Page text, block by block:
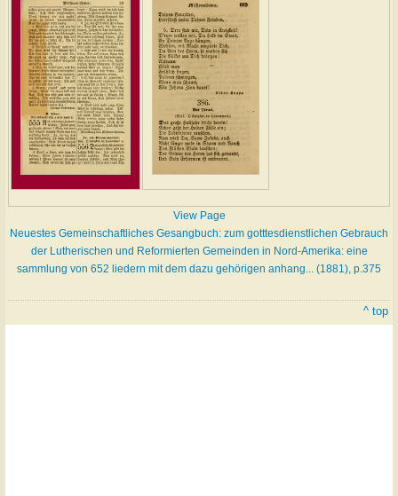
View Page
Neuestes Gemeinschaftliches Gesangbuch: zum gotttesdienstlichen Gebrauch
der Lutherischen und Reformierten Gemeinden in Nord-Amerika: eine
sammlung von 652 liedern mit dem dazu gehörigen anhang... (1881), p.375
^ top